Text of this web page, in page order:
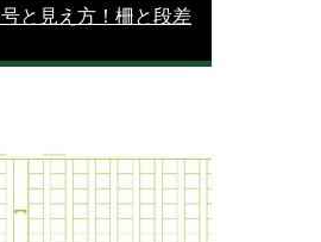
と見え方！柵と段差